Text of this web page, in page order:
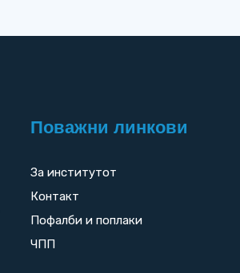
Поважни линкови
За институтот
Контакт
Пофалби и поплаки
ЧПП